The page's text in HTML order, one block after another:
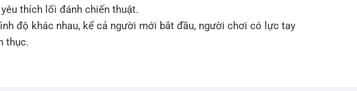
thích lối đánh chiến thuật.
độ khác nhau, kể cả người mới bắt đầu, người chơi có lực tay
thục.